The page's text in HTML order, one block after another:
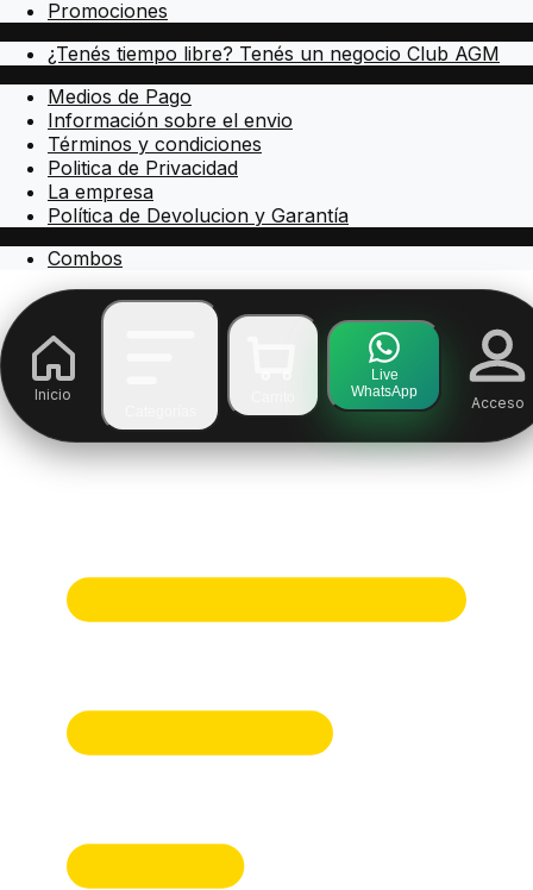
Promociones
¿Tenés tiempo libre? Tenés un negocio Club AGM
Medios de Pago
Información sobre el envio
Términos y condiciones
Politica de Privacidad
La empresa
Política de Devolucion y Garantía
Combos
Inicio
Live
WhatsApp
Acceso